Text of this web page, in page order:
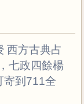
西方古典占
七政四餘楊
寄到711全